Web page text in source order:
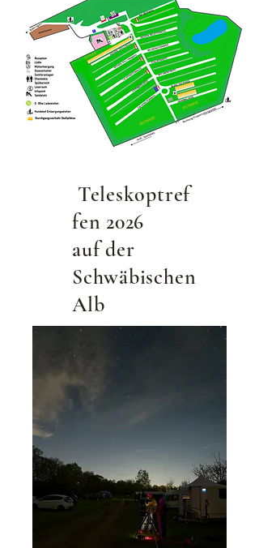
Teleskoptref
fen 2026
auf der
Schwäbischen
Alb